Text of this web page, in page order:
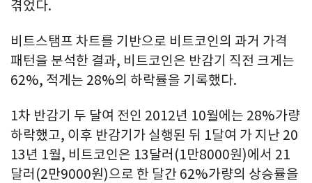
겪었다.
비트스탬프 차트를 기반으로 비트코인의 과거 가격
패턴을 분석한 결과, 비트코인은 반감기 직전 크게는
62%, 적게는 28%의 하락률을 기록했다.
1차 반감기 두 달여 전인 2012년 10월에는 28%가량
하락했고, 이후 반감기가 실행된 뒤 1달여 가 지난 20
13년 1월, 비트코인은 13달러(1만8000원)에서 21
달러(2만9000원)으로 한 달간 62%가량의 상승률을